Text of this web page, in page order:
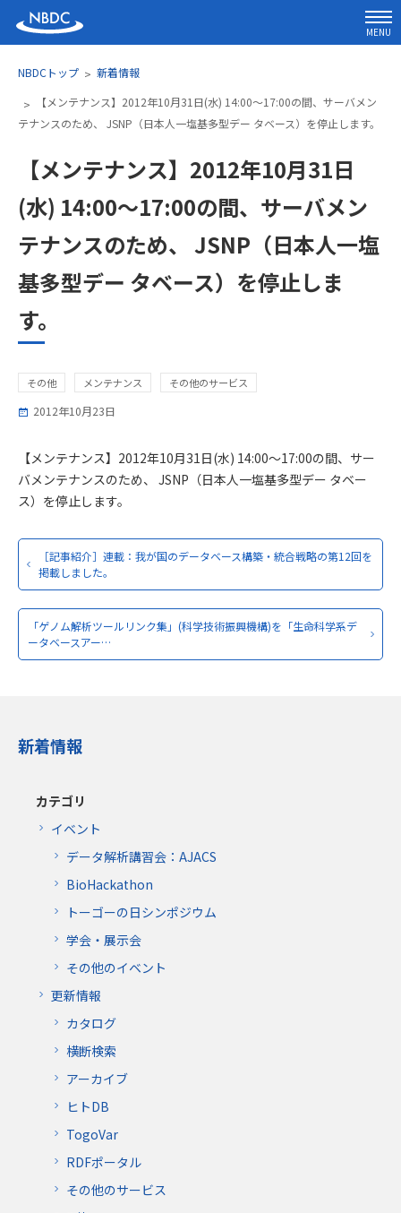
MENU
NBDCトップ
新着情報
【メンテナンス】2012年10月31日(水) 14:00～17:00の間、サーバメン
テナンスのため、 JSNP（日本人一塩基多型デー タベース）を停止します。
【メンテナンス】2012年10月31日
(水) 14:00～17:00の間、サーバメン
テナンスのため、 JSNP（日本人一塩
基多型デー タベース）を停止しま
す。
その他 メンテナンス その他のサービス
2012年10月23日
【メンテナンス】2012年10月31日(水) 14:00～17:00の間、サー
バメンテナンスのため、 JSNP（日本人一塩基多型デー タベー
ス）を停止します。
［記事紹介］連載：我が国のデータベース構築・統合戦略の第12回を
掲載しました。
「ゲノム解析ツールリンク集」(科学技術振興機構)を「生命科学系デ
ータベースアー…
新着情報
カテゴリ
イベント
データ解析講習会：AJACS
BioHackathon
トーゴーの日シンポジウム
学会・展示会
その他のイベント
更新情報
カタログ
横断検索
アーカイブ
ヒトDB
TogoVar
RDFポータル
その他のサービス